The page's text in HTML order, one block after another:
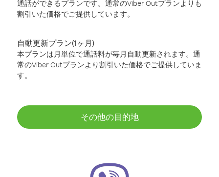
通話ができるプランです。通常のViber Outプランよりも
割引いた価格でご提供しています。
自動更新プラン(1ヶ月)
本プランは月単位で通話料が毎月自動更新されます。通
常のViber Outプランより割引いた価格でご提供していま
す。
その他の目的地